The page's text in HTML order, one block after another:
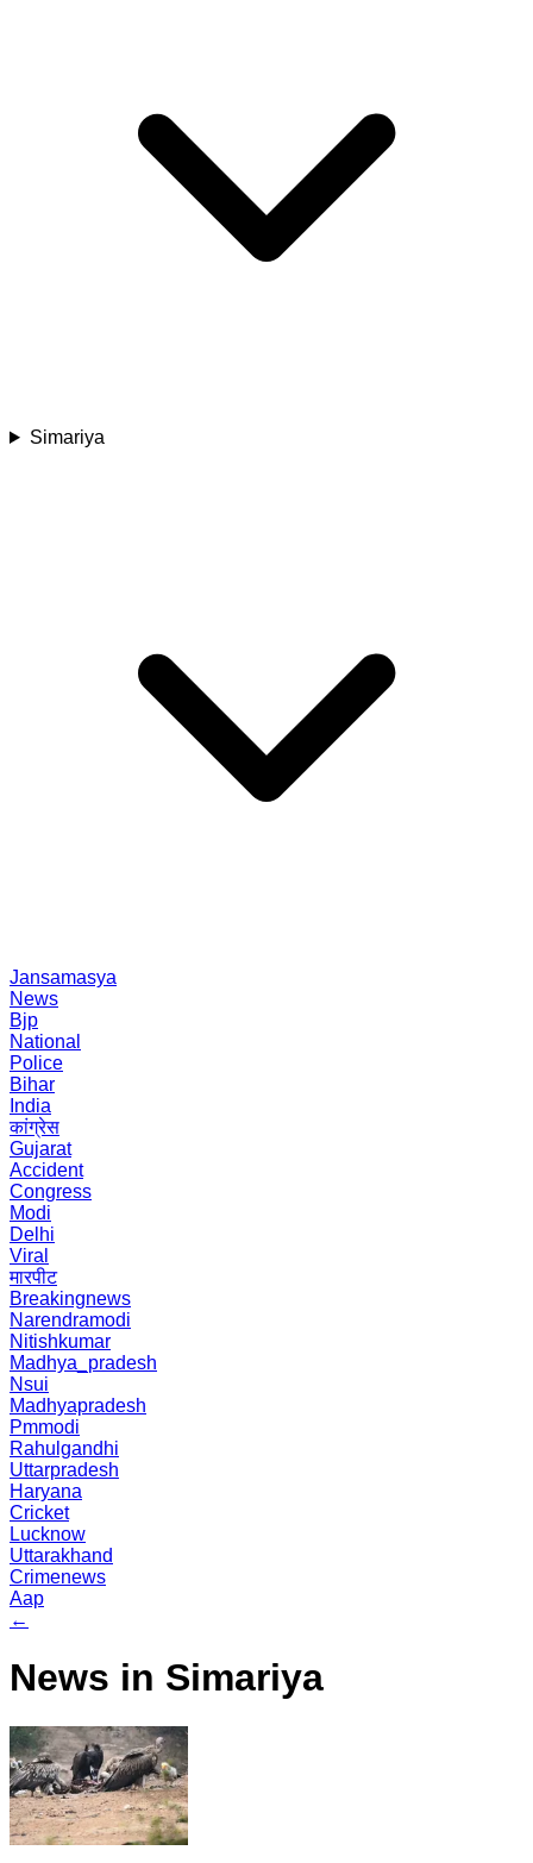
Simariya
Jansamasya
News
Bjp
National
Police
Bihar
India
कांग्रेस
Gujarat
Accident
Congress
Modi
Delhi
Viral
मारपीट
Breakingnews
Narendramodi
Nitishkumar
Madhya_pradesh
Nsui
Madhyapradesh
Pmmodi
Rahulgandhi
Uttarpradesh
Haryana
Cricket
Lucknow
Uttarakhand
Crimenews
Aap
←
News in Simariya